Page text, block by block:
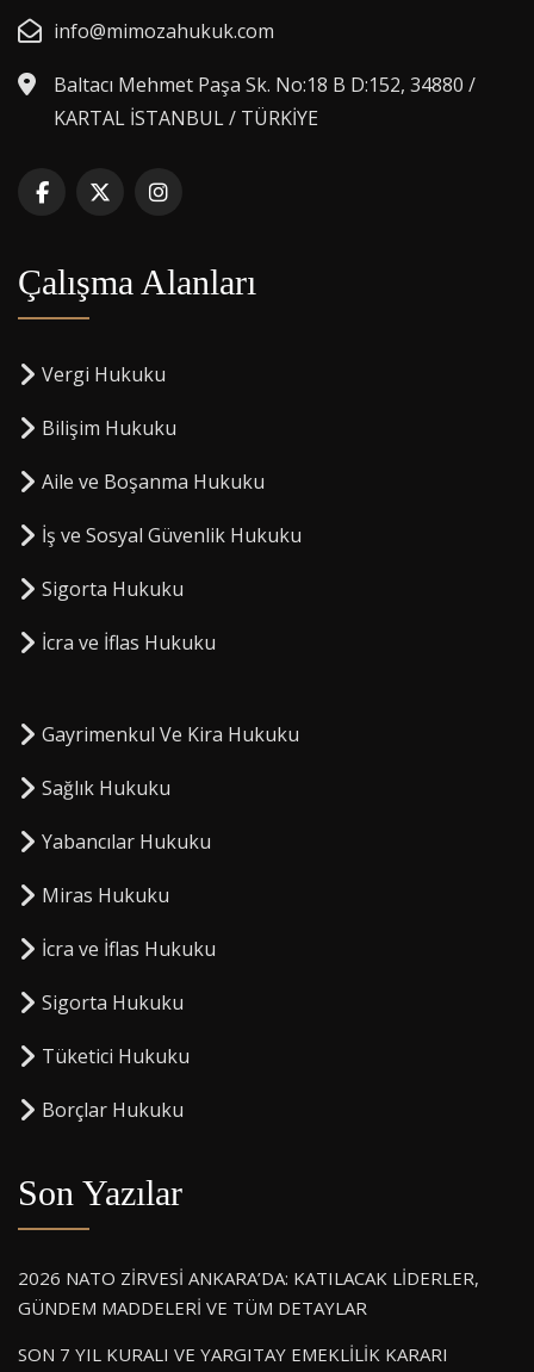
info@mimozahukuk.com
Baltacı Mehmet Paşa Sk. No:18 B D:152, 34880 /
KARTAL İSTANBUL / TÜRKİYE
Çalışma Alanları
Vergi Hukuku
Bilişim Hukuku
Aile ve Boşanma Hukuku
İş ve Sosyal Güvenlik Hukuku
Sigorta Hukuku
⁠İcra ve İflas Hukuku
Gayrimenkul Ve Kira Hukuku
Sağlık Hukuku
Yabancılar Hukuku
Miras Hukuku
⁠İcra ve İflas Hukuku
Sigorta Hukuku
⁠Tüketici Hukuku
⁠Borçlar Hukuku
Son Yazılar
2026 NATO ZİRVESİ ANKARA’DA: KATILACAK LİDERLER,
GÜNDEM MADDELERİ VE TÜM DETAYLAR
SON 7 YIL KURALI VE YARGITAY EMEKLİLİK KARARI